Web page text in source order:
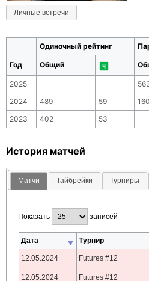
Личные встречи
Одиночный рейтинг
Год Общий
2025
2024
489 59 160
2023
402 53
История матчей
Матчи Тайбрейки Турниры
Показать записей
Дата Турнир
12.05.2024 Futures #12
12.05.2024 Futures #12